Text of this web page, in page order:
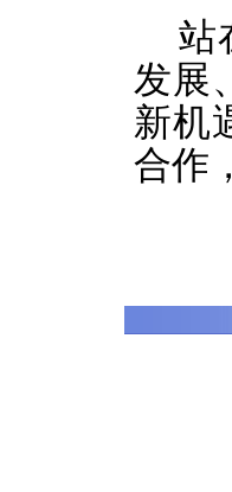
站
发展
新机
合作